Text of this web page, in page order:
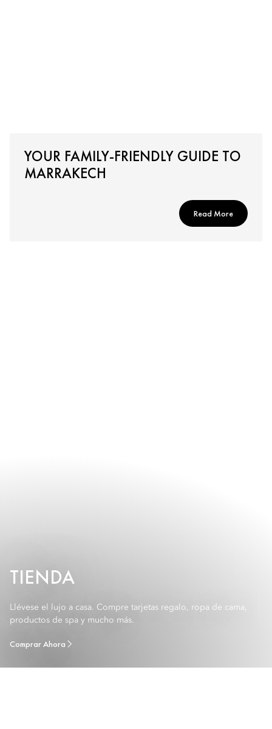
YOUR FAMILY-FRIENDLY GUIDE TO
MARRAKECH
Read More
TIENDA
Llévese el lujo a casa. Compre tarjetas regalo, ropa de cama,
productos de spa y mucho más.
Comprar Ahora